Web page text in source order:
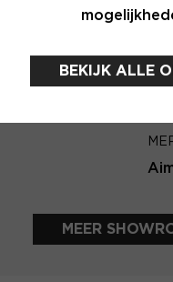
MAAK JE
BEKIJK ALLE
MEER